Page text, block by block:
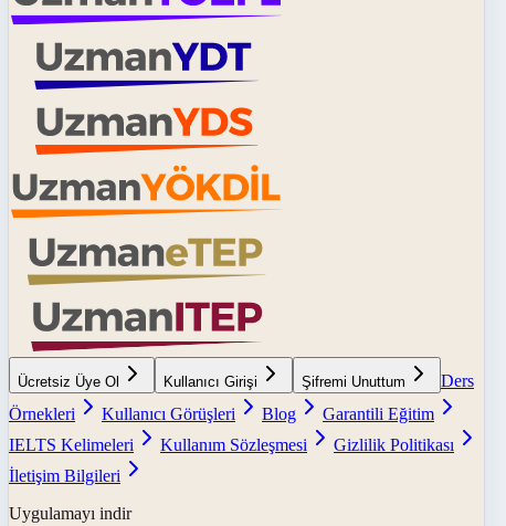
Ücretsiz Üye Ol Kullanıcı Girişi Şifremi Unuttum
Ders
Örnekleri
Kullanıcı Görüşleri Blog
Garantili Eğitim
IELTS Kelimeleri
Kullanım Sözleşmesi
Gizlilik Politikası
İletişim Bilgileri
Uygulamayı indir